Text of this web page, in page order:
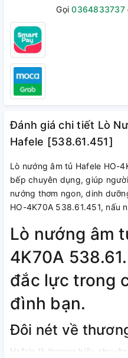
Gọi0364833737
Đánh giá chi tiết Lò
Hafele [538.61.451]
Lò nướng âm tủ Hafele HO-
bếp chuyên dụng, giúp
nướng thơm ngon, dinh
HO-4K70A 538.61.451, nấu
Lò nướng âm
4K70A
đắc lực trong
đình bạn.
Đôi nét về
Hafele là thương hiệu